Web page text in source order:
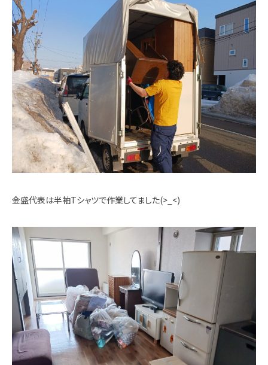
金盛代表は半袖Tシャツで作業してました(>_<)